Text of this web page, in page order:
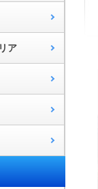
ア